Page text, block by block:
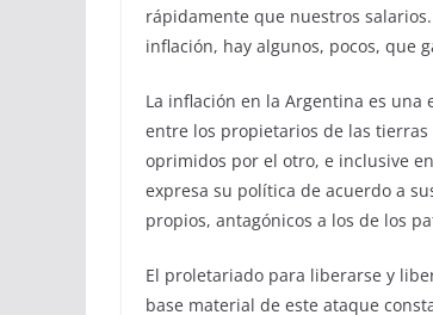
rápidamente que nuestros
inflación, hay algunos, pocos, que
La inflación en la Argentina es
entre los propietarios de las
oprimidos por el otro, e inclusive
expresa su política de acuerdo a
propios, antagónicos a los de los
El proletariado para liberarse y
base material de este ataque